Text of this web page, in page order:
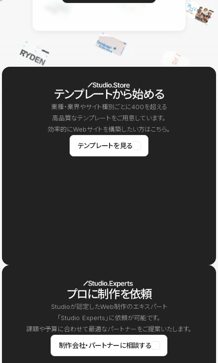
テンプレートから始める
業種・業界やサイト種別ごとに400を超える
高品質なテンプレートをご用意しています。
効率的にWebサイトを構築したい方はこちら。
テンプレートを見る
プロに制作を依頼
Studioが認定したWeb制作のエキスパート
「Studio Experts」に依頼が可能です。
課題や予算に合わせて最適なパートナーをご提案いたします。
制作会社・パートナーに相談する